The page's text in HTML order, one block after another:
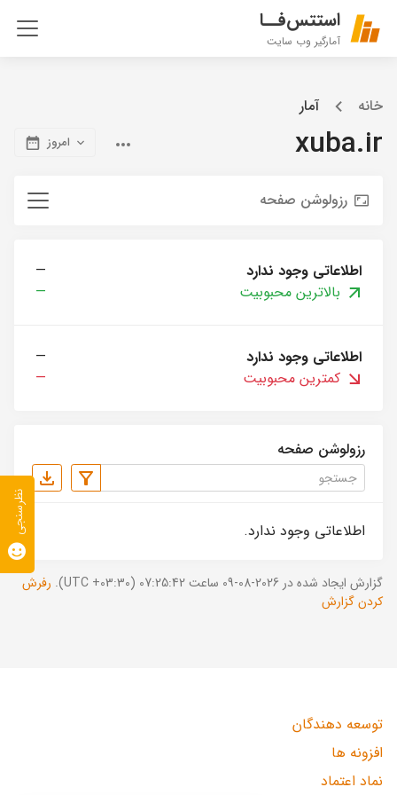
استتس‌فــا
آمارگیر وب سایت
خانه آمار
xuba.ir امروز
رزولوشن صفحه
اطلاعاتی وجود ندارد
—
بالاترین محبوبیت
—
اطلاعاتی وجود ندارد
—
کمترین محبوبیت
—
رزولوشن صفحه
اطلاعاتی وجود ندارد.
گزارش ایجاد شده در 2026-08-09 ساعت 07:25:42 (UTC +03:30).
رفرش
کردن گزارش
توسعه دهندگان
افزونه ها
نماد اعتماد
نظرسنجی